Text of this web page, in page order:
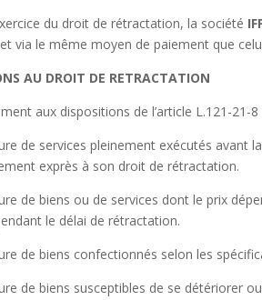
du droit de rétractation, la société
via le même moyen de paiement que
AU DROIT DE RETRACTATION
aux dispositions de l’article L.121-
de services pleinement exécutés avant
exprès à son droit de rétractation.
de biens ou de services dont le prix
le délai de rétractation.
de biens confectionnés selon les
de biens susceptibles de se détériorer